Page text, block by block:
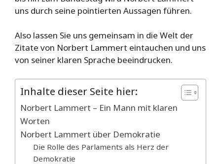
uns durch seine pointierten Aussagen führen.
Also lassen Sie uns gemeinsam in die Welt der
Zitate von Norbert Lammert eintauchen und uns
von seiner klaren Sprache beeindrucken.
Inhalte dieser Seite hier:
Norbert Lammert – Ein Mann mit klaren
Worten
Norbert Lammert über Demokratie
Die Rolle des Parlaments als Herz der
Demokratie